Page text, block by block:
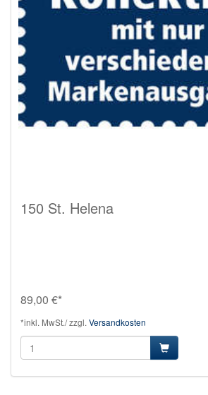
150 St. Helena
89,00 €*
*inkl. MwSt./ zzgl. Versandkosten